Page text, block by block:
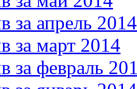
за апрель 2014
за март 2014
за февраль